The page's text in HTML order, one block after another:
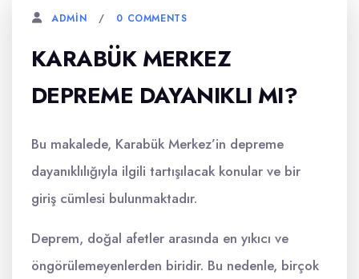
ADMIN 0 COMMENTS
KARABÜK MERKEZ
DEPREME DAYANIKLI MI?
Bu makalede, Karabük Merkez’in depreme
dayanıklılığıyla ilgili tartışılacak konular ve bir
giriş cümlesi bulunmaktadır.
Deprem, doğal afetler arasında en yıkıcı ve
öngörülemeyenlerden biridir. Bu nedenle, birçok